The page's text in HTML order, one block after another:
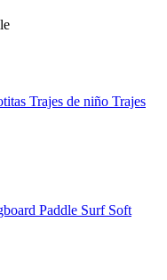
Trajes de niño Trajes
Paddle Surf Soft